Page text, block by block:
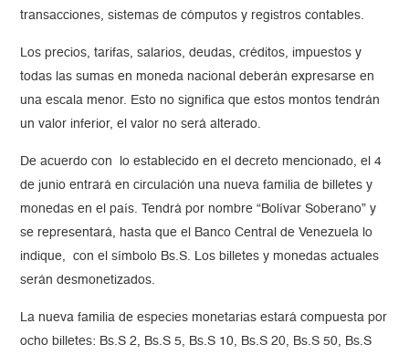
transacciones, sistemas de cómputos y registros contables.
Los precios, tarifas, salarios, deudas, créditos, impuestos y
todas las sumas en moneda nacional deberán expresarse en
una escala menor. Esto no significa que estos montos tendrán
un valor inferior, el valor no será alterado.
De acuerdo con lo establecido en el decreto mencionado, el 4
de junio entrará en circulación una nueva familia de billetes y
monedas en el país. Tendrá por nombre “Bolívar Soberano” y
se representará, hasta que el Banco Central de Venezuela lo
indique, con el símbolo Bs.S. Los billetes y monedas actuales
serán desmonetizados.
La nueva familia de especies monetarias estará compuesta por
ocho billetes: Bs.S 2, Bs.S 5, Bs.S 10, Bs.S 20, Bs.S 50, Bs.S